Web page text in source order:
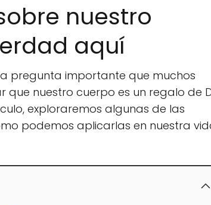
nuestro
aquí
pregunta importante que muchos
que nuestro cuerpo es un regalo de
exploraremos algunas de las
podemos aplicarlas en nuestra